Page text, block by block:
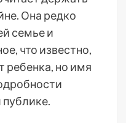
Она редко
семье и
что известно,
ребенка, но имя